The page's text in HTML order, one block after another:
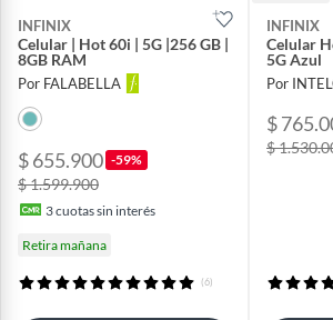
INFINIX
Celular | Hot 60i | 5G |256 GB |
8GB RAM
Por FALABELLA
$ 655.900 -59%
$ 1.599.900
3cuotas sin interés
Retira mañana
(6)
INFINIX
Celular
5G Azul
Por
$
$